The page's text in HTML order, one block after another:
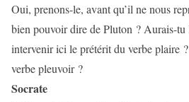
Oui, prenons-le, avant qu’il ne nous
bien pouvoir dire de Pluton ? Aurais-tu
intervenir ici le prétérit du verbe plaire
verbe pleuvoir ?
Socrate